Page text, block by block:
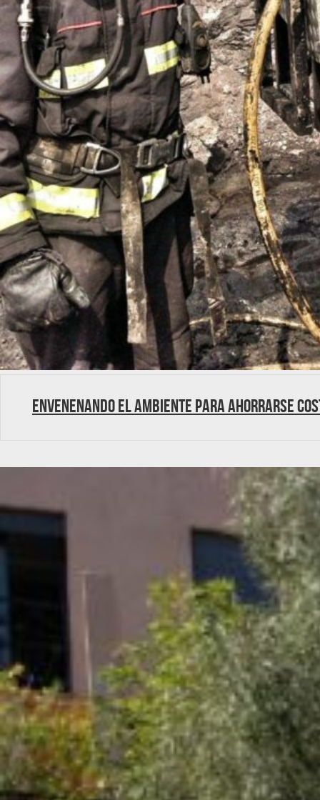
Envenenando el ambiente para ahorrarse